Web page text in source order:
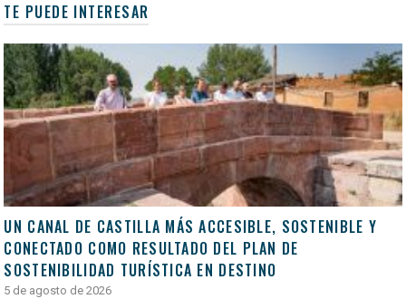
TE PUEDE INTERESAR
UN CANAL DE CASTILLA MÁS ACCESIBLE, SOSTENIBLE Y
CONECTADO COMO RESULTADO DEL PLAN DE
SOSTENIBILIDAD TURÍSTICA EN DESTINO
5 de agosto de 2026